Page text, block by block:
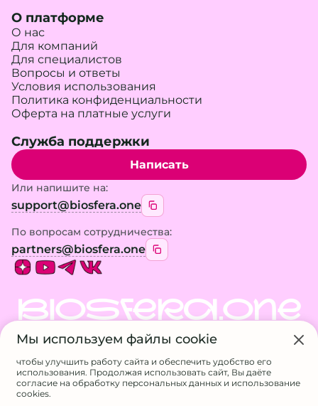
О платформе
О нас
Для компаний
Для специалистов
Вопросы и ответы
Условия использования
Политика конфиденциальности
Оферта на платные услуги
Служба поддержки
Написать
Или напишите на:
support@biosfera.one
По вопросам сотрудничества:
partners@biosfera.one
BIOSFERA.ONE
© 2026 BIOSFERA.ONE. Все права защищены.
только с разрешения владельца
ИП Галанина А.А.
Мы используем файлы cookie
чтобы улучшить работу сайта и обеспечить удобство его
использования. Продолжая использовать сайт, Вы даёте
согласие на обработку персональных данных и использование
cookies.